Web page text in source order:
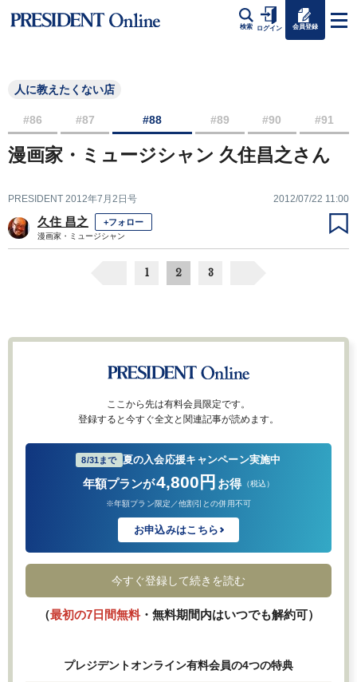
検索 ログイン 会員登録
人に教えたくない店
#86 #87 #88 #89 #90 #91
漫画家・ミュージシャン 久住昌之さん
PRESIDENT 2012年7月2日号 2012/07/22 11:00
久住 昌之 +フォロー
漫画家・ミュージシャン
1 2 3
ここから先は有料会員限定です。
登録すると今すぐ全文と関連記事が読めます。
8/31まで 夏の入会応援キャンペーン実施中
年額プランが4,800円 お得 （税込）
※年額プラン限定／他割引との併用不可
お申込みはこちら
今すぐ登録して続きを読む
（最初の7日間無料・無料期間内はいつでも解約可）
プレジデントオンライン有料会員の4つの特典